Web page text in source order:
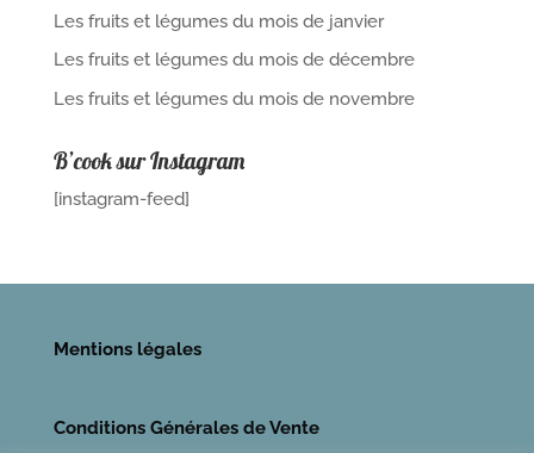
Les fruits et légumes du mois de janvier
Les fruits et légumes du mois de décembre
Les fruits et légumes du mois de novembre
B’cook sur Instagram
[instagram-feed]
Mentions légales
Conditions Générales de Vente